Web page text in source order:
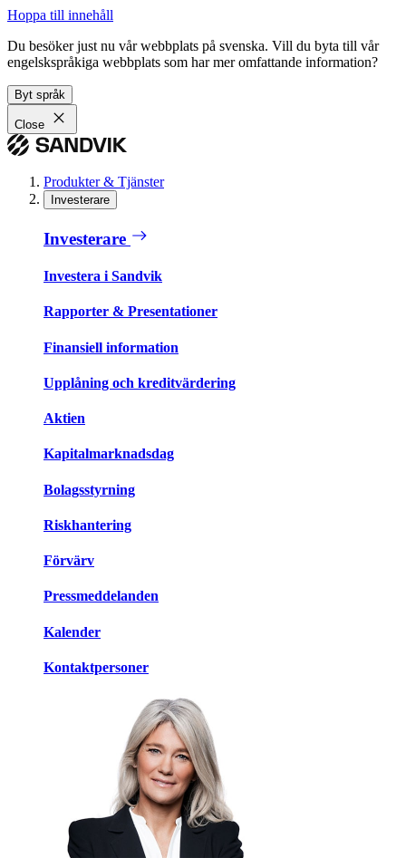
Hoppa till innehåll
Du besöker just nu vår webbplats på svenska. Vill du byta till vår
engelskspråkiga webbplats som har mer omfattande information?
Byt språk
Close
Produkter & Tjänster
Investerare
Investerare
Investera i Sandvik
Rapporter & Presentationer
Finansiell information
Upplåning och kreditvärdering
Aktien
Kapitalmarknadsdag
Bolagsstyrning
Riskhantering
Förvärv
Pressmeddelanden
Kalender
Kontaktpersoner